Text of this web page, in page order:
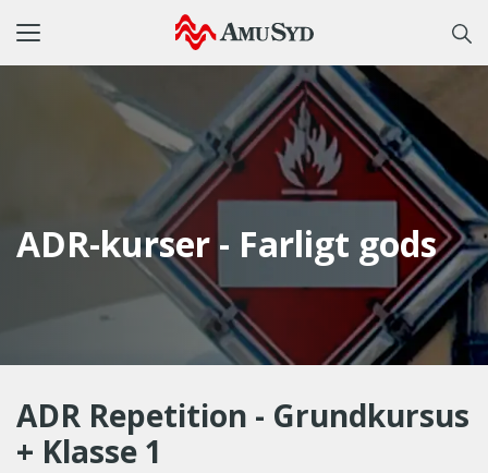
Toggle
ADR-kurser - Farligt gods
ADR Repetition - Grundkursus
+ Klasse 1